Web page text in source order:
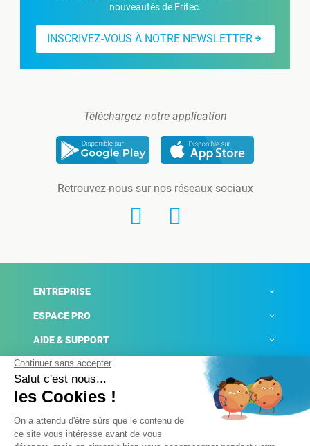
nouveautés de Fritec.
INSCRIVEZ-VOUS À NOTRE NEWSLETTER
Téléchargez notre application
Retrouvez-nous sur nos réseaux sociaux
ENTREPRISE
ESPACE PRO
AIDE & SUPPORT
ACTUALITÉS
Mentions légales